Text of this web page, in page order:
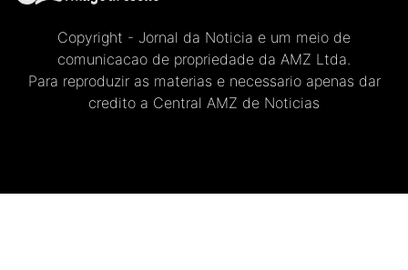
Copyright - Jornal da Noticia e um meio de
comunicacao de propriedade da AMZ Ltda.
Para reproduzir as materias e necessario apenas dar
credito a Central AMZ de Noticias